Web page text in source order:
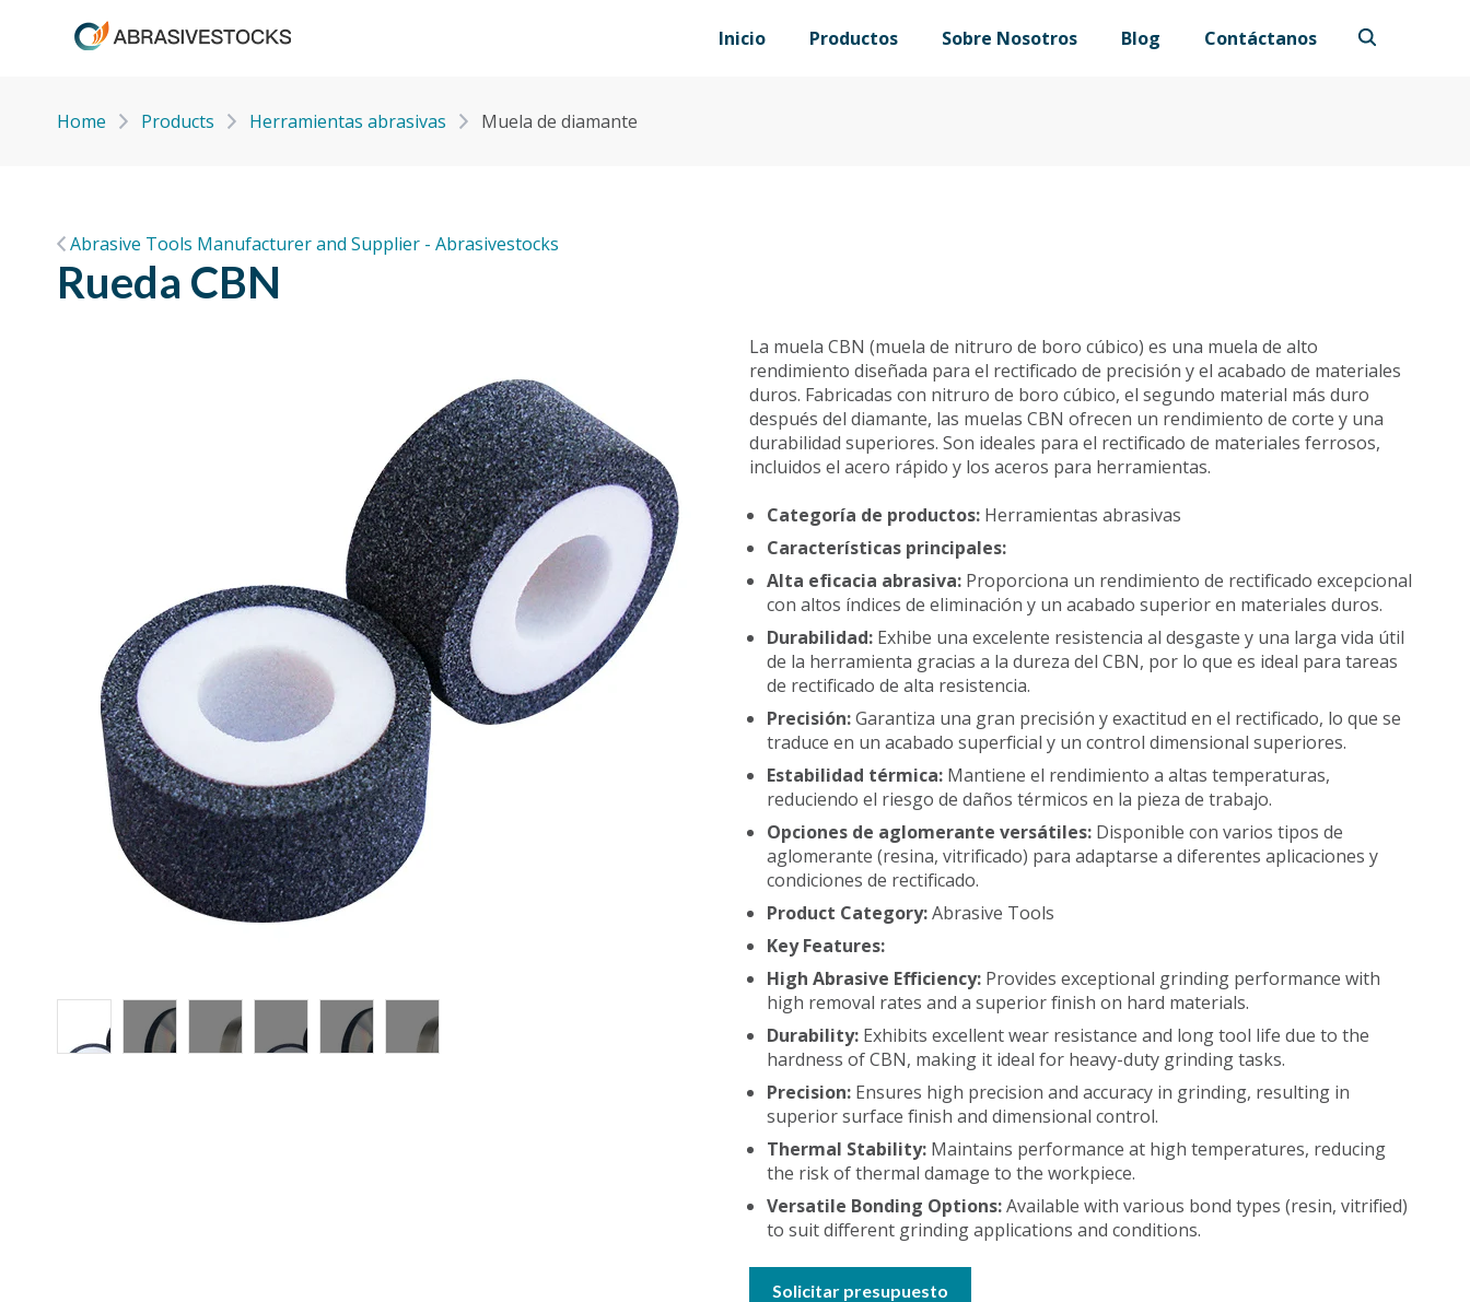
Inicio Productos Sobre Nosotros Blog Contáctanos
Home Products Herramientas abrasivas Muela de diamante
Abrasive Tools Manufacturer and Supplier - Abrasivestocks
Rueda CBN
La muela CBN (muela de nitruro de boro cúbico) es una muela de alto
rendimiento diseñada para el rectificado de precisión y el acabado de materiales
duros. Fabricadas con nitruro de boro cúbico, el segundo material más duro
después del diamante, las muelas CBN ofrecen un rendimiento de corte y una
durabilidad superiores. Son ideales para el rectificado de materiales ferrosos,
incluidos el acero rápido y los aceros para herramientas.
Categoría de productos: Herramientas abrasivas
Características principales:
Alta eficacia abrasiva: Proporciona un rendimiento de rectificado excepcional
con altos índices de eliminación y un acabado superior en materiales duros.
Durabilidad: Exhibe una excelente resistencia al desgaste y una larga vida útil
de la herramienta gracias a la dureza del CBN, por lo que es ideal para tareas
de rectificado de alta resistencia.
Precisión:Garantiza una gran precisión y exactitud en el rectificado, lo que se
traduce en un acabado superficial y un control dimensional superiores.
Estabilidad térmica: Mantiene el rendimiento a altas temperaturas,
reduciendo el riesgo de daños térmicos en la pieza de trabajo.
Opciones de aglomerante versátiles: Disponible con varios tipos de
aglomerante (resina, vitrificado) para adaptarse a diferentes aplicaciones y
condiciones de rectificado.
Product Category:Abrasive Tools
Key Features:
High Abrasive Efficiency: Provides exceptional grinding performance with
high removal rates and a superior finish on hard materials.
Durability: Exhibits excellent wear resistance and long tool life due to the
hardness of CBN, making it ideal for heavy-duty grinding tasks.
Precision: Ensures high precision and accuracy in grinding, resulting in
superior surface finish and dimensional control.
Thermal Stability: Maintains performance at high temperatures, reducing
the risk of thermal damage to the workpiece.
Versatile Bonding Options:Available with various bond types (resin, vitrified)
to suit different grinding applications and conditions.
Solicitar presupuesto